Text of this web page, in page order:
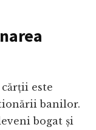
este
banilor.
bogat și